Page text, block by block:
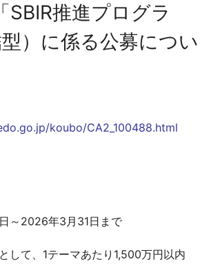
SBIR推進プログラ
）に係る公募につい
koubo/CA2_100488.html
～2026年3月31日まで
して、1テーマあたり1,500万円以内